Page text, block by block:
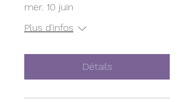
mer. 10 juin
Plus d'infos
Détails